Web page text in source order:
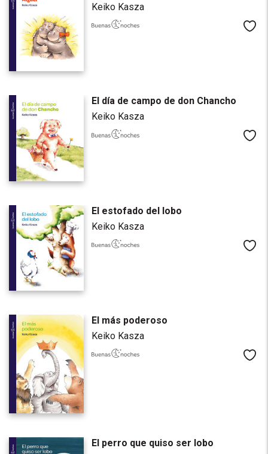
Keiko Kasza
El día de campo de don Chancho
Keiko Kasza
El estofado del lobo
Keiko Kasza
El más poderoso
Keiko Kasza
El perro que quiso ser lobo